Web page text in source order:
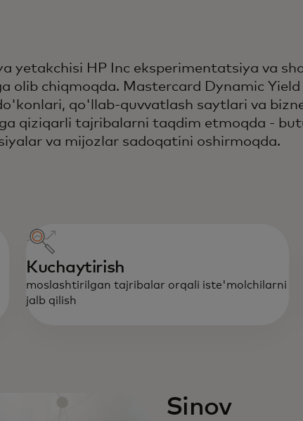
yetakchisi HP Inc eksperimentatsiya va
olib chiqmoqda. Mastercard Dynamic
qo'llab-quvvatlash saytlari va
qiziqarli tajribalarni taqdim etmoqda -
va mijozlar sadoqatini oshirmoqda.
Kuchaytirish
moslashtirilgan tajribalar orqali iste'molchilarni
jalb qilish
Sinov